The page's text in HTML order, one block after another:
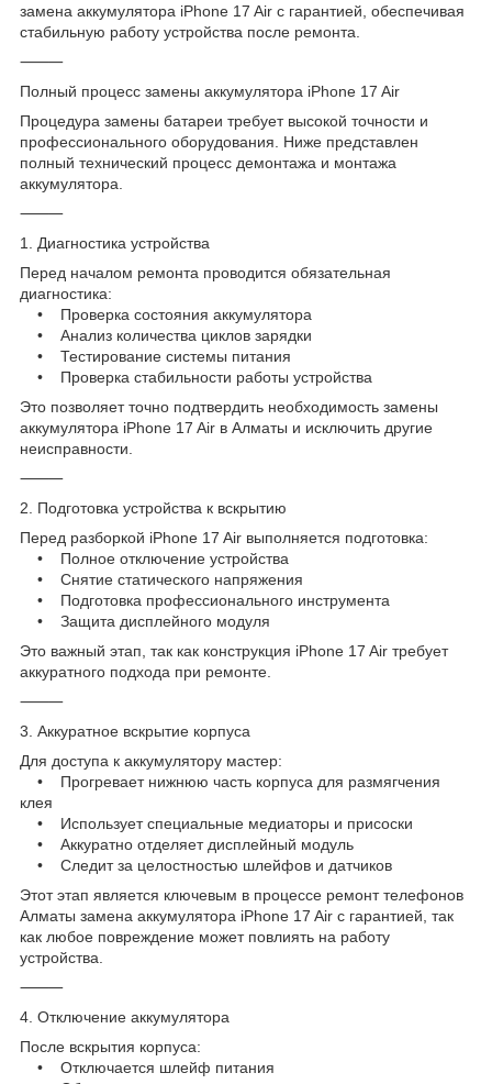
замена аккумулятора iPhone 17 Air с гарантией, обеспечивая
стабильную работу устройства после ремонта.
⸻
Полный процесс замены аккумулятора iPhone 17 Air
Процедура замены батареи требует высокой точности и
профессионального оборудования. Ниже представлен
полный технический процесс демонтажа и монтажа
аккумулятора.
⸻
1. Диагностика устройства
Перед началом ремонта проводится обязательная
диагностика:
• Проверка состояния аккумулятора
• Анализ количества циклов зарядки
• Тестирование системы питания
• Проверка стабильности работы устройства
Это позволяет точно подтвердить необходимость замены
аккумулятора iPhone 17 Air в Алматы и исключить другие
неисправности.
⸻
2. Подготовка устройства к вскрытию
Перед разборкой iPhone 17 Air выполняется подготовка:
• Полное отключение устройства
• Снятие статического напряжения
• Подготовка профессионального инструмента
• Защита дисплейного модуля
Это важный этап, так как конструкция iPhone 17 Air требует
аккуратного подхода при ремонте.
⸻
3. Аккуратное вскрытие корпуса
Для доступа к аккумулятору мастер:
• Прогревает нижнюю часть корпуса для размягчения
клея
• Использует специальные медиаторы и присоски
• Аккуратно отделяет дисплейный модуль
• Следит за целостностью шлейфов и датчиков
Этот этап является ключевым в процессе ремонт телефонов
Алматы замена аккумулятора iPhone 17 Air с гарантией, так
как любое повреждение может повлиять на работу
устройства.
⸻
4. Отключение аккумулятора
После вскрытия корпуса:
• Отключается шлейф питания